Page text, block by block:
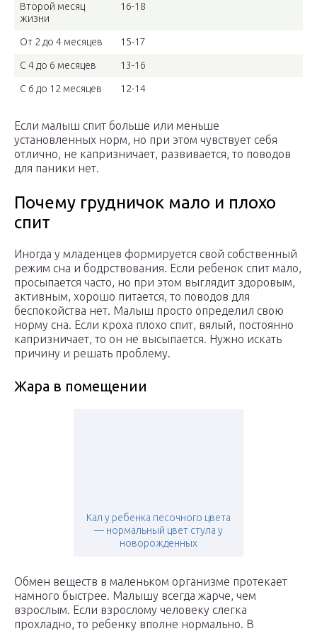
Второй месяц
жизни
16-18
От 2 до 4 месяцев 15-17
С 4 до 6 месяцев 13-16
С 6 до 12 месяцев 12-14
Если малыш спит больше или меньше
установленных норм, но при этом чувствует себя
отлично, не капризничает, развивается, то поводов
для паники нет.
Почему грудничок мало и плохо
спит
Иногда у младенцев формируется свой собственный
режим сна и бодрствования. Если ребенок спит мало,
просыпается часто, но при этом выглядит здоровым,
активным, хорошо питается, то поводов для
беспокойства нет. Малыш просто определил свою
норму сна. Если кроха плохо спит, вялый, постоянно
капризничает, то он не высыпается. Нужно искать
причину и решать проблему.
Жара в помещении
Кал у ребенка песочного цвета
— нормальный цвет стула у
новорожденных
Обмен веществ в маленьком организме протекает
намного быстрее. Малышу всегда жарче, чем
взрослым. Если взрослому человеку слегка
прохладно, то ребенку вполне нормально. В